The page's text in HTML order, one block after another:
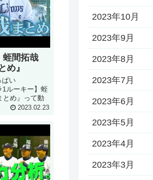
蛭間拓哉
め』
ぱい
ルーキー】蛭
とめ』って動
しさん＠お腹
2023.02.23
2023年10月
2023年9月
2023年8月
2023年7月
2023年6月
2023年5月
2023年4月
2023年3月